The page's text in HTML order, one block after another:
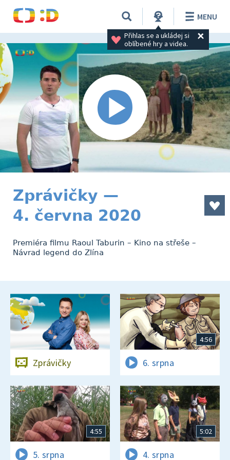
Přihlas se a ukládej si
oblíbené hry a videa.
MENU
Zprávičky —
4. června 2020
Premiéra filmu Raoul Taburin – Kino na střeše –
Návrad legend do Zlína
Zprávičky
4:56
6. srpna
4:55
5. srpna
5:02
4. srpna